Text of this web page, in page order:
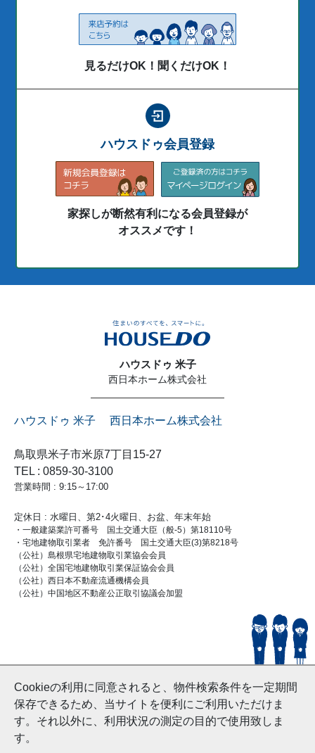
Cookieの利用に同意されると、物件検索条件を一定期間
保存できるため、当サイトを便利にご利用いただけま
す。それ以外に、利用状況の測定の目的で使用致しま
す。
見るだけOK！聞くだけOK！
ハウスドゥ会員登録
家探しが断然有利になる会員登録が
オススメです！
ハウスドゥ 米子
西日本ホーム株式会社
ハウスドゥ 米子 西日本ホーム株式会社
鳥取県米子市米原7丁目15-27
TEL : 0859-30-3100
営業時間 : 9:15～17:00
定休日 : 水曜日、第2･4火曜日、お盆、年末年始
・一般建築業許可番号 国土交通大臣（般-5）第18110号
・宅地建物取引業者 免許番号 国土交通大臣(3)第8218号
（公社）島根県宅地建物取引業協会会員
（公社）全国宅地建物取引業保証協会会員
（公社）西日本不動産流通機構会員
（公社）中国地区不動産公正取引協議会加盟
© HouseDoYonago
and Nishinihon Home Co.ltd All Rights Reserved.